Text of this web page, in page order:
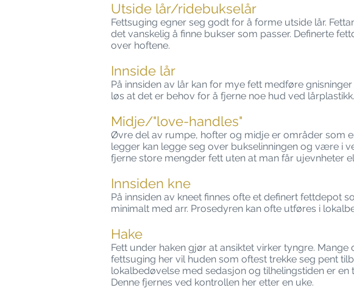
Utside lår/ridebukselår
Fettsuging egner seg godt for å forme utside lår.
det vanskelig å finne bukser som passer. Definerte
over hoftene.
Innside lår
På innsiden av lår kan for mye fett medføre
løs at det er behov for å fjerne noe hud ved lårplastikk.
Midje/"love-handles"
Øvre del av rumpe, hofter og midje er områder som
legger kan legge seg over bukselinningen og være i
fjerne store mengder fett uten at man får ujevnheter
Innsiden kne
På innsiden av kneet finnes ofte et definert
minimalt med arr. Prosedyren kan ofte utføres i
Hake
Fett under haken gjør at ansiktet virker tyngre.
fettsuging her vil huden som oftest trekke seg pent
lokalbedøvelse med sedasjon og tilhelingstiden er
Denne fjernes ved kontrollen her etter en uke.